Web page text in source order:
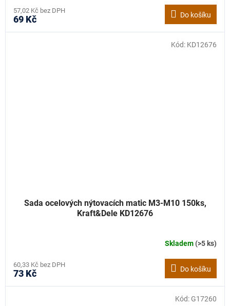
57,02 Kč bez DPH
69 Kč Do košíku
Sada ocelových nýtovacích matic M3-M10 150ks,
Kraft&Dele KD12676
Skladem(>5 ks)
60,33 Kč bez DPH
73 Kč Do košíku
Kód: KD12676
Kód: G17260